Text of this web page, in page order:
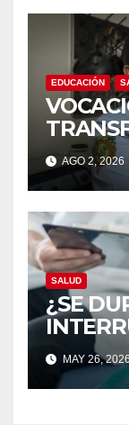
EDUCACIÓN
AGO 2, 2026
SALUD
¿SE
MAY 26,